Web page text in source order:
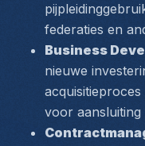
federaties en
Business
nieuwe
voor